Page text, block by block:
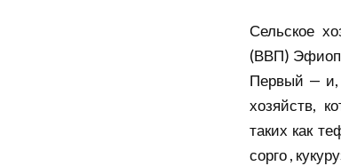
Сельское
(ВВП)
Первый — и,
хозяйств,
таких как
сорго ,